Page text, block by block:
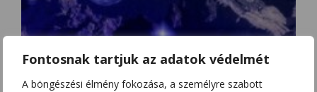
Fontosnak tartjuk az adatok védelmét
A böngészési élmény fokozása, a személyre szabott